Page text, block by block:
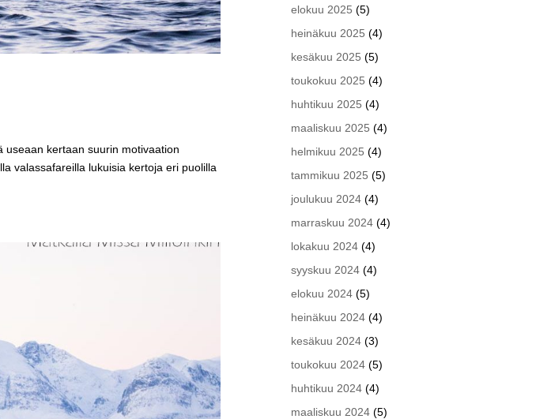
useaan kertaan suurin motivaation
valassafareilla lukuisia kertoja eri puolilla
elokuu 2025 (5)
heinäkuu 2025 (4)
kesäkuu 2025 (5)
toukokuu 2025 (4)
huhtikuu 2025 (4)
maaliskuu 2025 (4)
helmikuu 2025 (4)
tammikuu 2025 (5)
joulukuu 2024 (4)
marraskuu 2024 (4)
lokakuu 2024 (4)
syyskuu 2024 (4)
elokuu 2024 (5)
heinäkuu 2024 (4)
kesäkuu 2024 (3)
toukokuu 2024 (5)
huhtikuu 2024 (4)
maaliskuu 2024 (5)